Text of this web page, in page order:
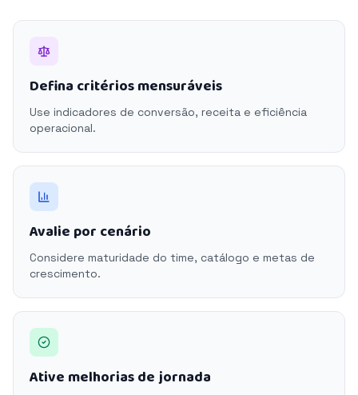
Defina critérios mensuráveis
Use indicadores de conversão, receita e eficiência
operacional.
Avalie por cenário
Considere maturidade do time, catálogo e metas de
crescimento.
Ative melhorias de jornada